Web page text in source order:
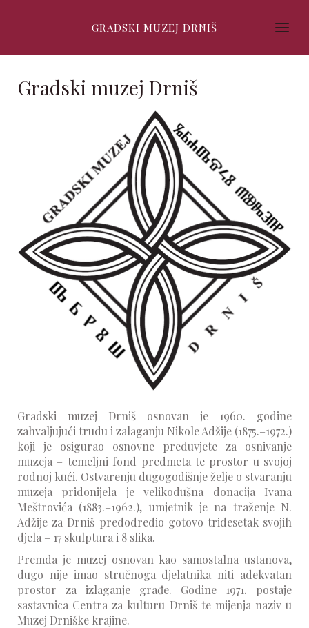
GRADSKI MUZEJ DRNIŠ
Gradski muzej Drniš
Gradski muzej Drniš osnovan je 1960. godine
zahvaljujući trudu i zalaganju Nikole Adžije (1875.–1972.)
koji je osigurao osnovne preduvjete za osnivanje
muzeja – temeljni fond predmeta te prostor u svojoj
rodnoj kući. Ostvarenju dugogodišnje želje o stvaranju
muzeja pridonijela je velikodušna donacija Ivana
Meštrovića (1883.–1962.), umjetnik je na traženje N.
Adžije za Drniš predodredio gotovo tridesetak svojih
djela – 17 skulptura i 8 slika.
Premda je muzej osnovan kao samostalna ustanova,
dugo nije imao stručnoga djelatnika niti adekvatan
prostor za izlaganje građe. Godine 1971. postaje
sastavnica Centra za kulturu Drniš te mijenja naziv u
Muzej Drniške krajine.